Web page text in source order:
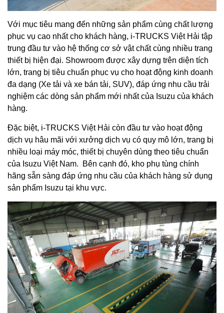
Với mục tiêu mang đến những sản phẩm cùng chất lượng
phục vụ cao nhất cho khách hàng, i-TRUCKS Việt Hải tập
trung đầu tư vào hệ thống cơ sở vật chất cùng nhiều trang
thiết bị hiện đại. Showroom được xây dựng trên diện tích
lớn, trang bị tiêu chuẩn phục vụ cho hoạt động kinh doanh
đa dạng (Xe tải và xe bán tải, SUV), đáp ứng nhu cầu trải
nghiệm các dòng sản phẩm mới nhất của Isuzu của khách
hàng.
Đặc biệt, i-TRUCKS Việt Hải còn đầu tư vào hoạt động
dịch vụ hâu mãi với xưởng dịch vụ có quy mô lớn, trang bị
nhiều loại máy móc, thiết bị chuyên dùng theo tiêu chuẩn
của Isuzu Việt Nam. Bên cạnh đó, kho phụ tùng chính
hãng sẵn sàng đáp ứng nhu cầu của khách hàng sử dụng
sản phẩm Isuzu tại khu vực.